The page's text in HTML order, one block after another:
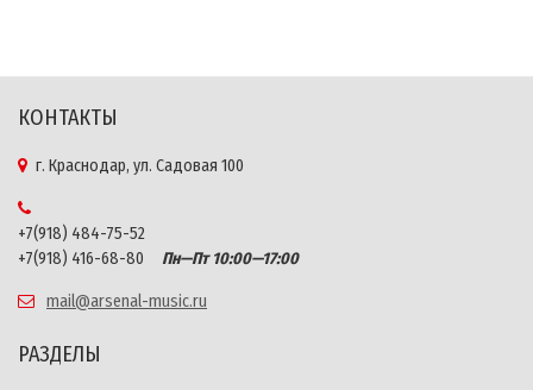
КОНТАКТЫ
г. Краснодар, ул. Садовая 100
+7(918) 484-75-52
+7(918) 416-68-80
Пн—Пт 10:00—17:00
mail@arsenal-music.ru
РАЗДЕЛЫ